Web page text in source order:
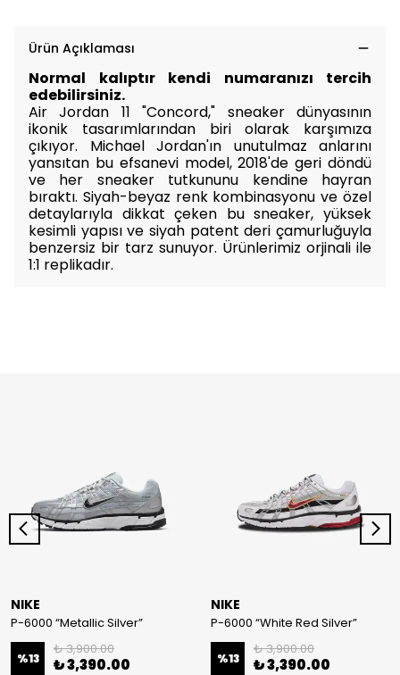
Ürün Açıklaması
Normal kalıptır kendi numaranızı tercih
edebilirsiniz.
Air Jordan 11 "Concord," sneaker dünyasının
ikonik tasarımlarından biri olarak karşımıza
çıkıyor. Michael Jordan'ın unutulmaz anlarını
yansıtan bu efsanevi model, 2018'de geri döndü
ve her sneaker tutkununu kendine hayran
bıraktı. Siyah-beyaz renk kombinasyonu ve özel
detaylarıyla dikkat çeken bu sneaker, yüksek
kesimli yapısı ve siyah patent deri çamurluğuyla
benzersiz bir tarz sunuyor. Ürünlerimiz orjinali ile
1:1 replikadır.
NIKE
P-6000 “Metallic Silver”
%13
₺ 3,900.00
₺ 3,390.00
NIKE
P-6000 “White Red Silver”
%13
₺ 3,900.00
₺ 3,390.00